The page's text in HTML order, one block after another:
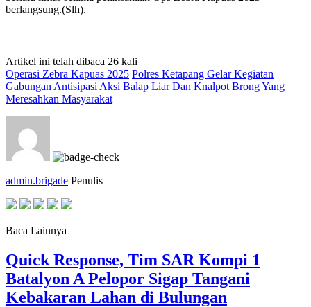
berlangsung.(Slh).
Artikel ini telah dibaca 26 kali
Operasi Zebra Kapuas 2025 Polres Ketapang Gelar Kegiatan
Gabungan Antisipasi Aksi Balap Liar Dan Knalpot Brong Yang
Meresahkan Masyarakat
admin.brigade Penulis
Baca Lainnya
Quick Response, Tim SAR Kompi 1
Batalyon A Pelopor Sigap Tangani
Kebakaran Lahan di Bulungan